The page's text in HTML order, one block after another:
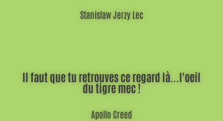
Stanislaw Jerzy Lec
Il faut que tu retrouves ce regard là...l'oeil
du tigre mec !
Apollo Creed